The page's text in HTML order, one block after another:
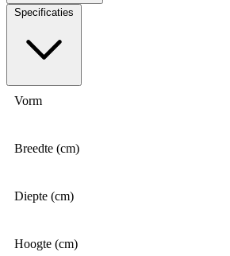
Specificaties
Vorm
Breedte (cm)
Diepte (cm)
Hoogte (cm)